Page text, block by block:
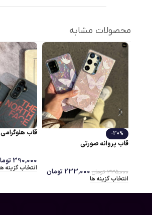
محصولات مشابه
پروانه صورتی
تومان233,000تومان
گزینه ها
قاب هلوگرامی نورس فیس
تومان
انتخاب گزینه ها